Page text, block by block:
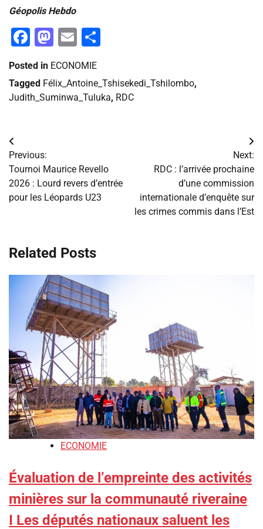
Géopolis Hebdo
Facebook
Mastodon
Email
Posted in ECONOMIE
Tagged Félix_Antoine_Tshisekedi_Tshilombo,
Judith_Suminwa_Tuluka, RDC
Navigation
de
l’article
Previous:
Tournoi Maurice Revello
2026 : Lourd revers d’entrée
pour les Léopards U23
Next:
RDC : l’arrivée prochaine
d’une commission
internationale d’enquête sur
les crimes commis dans l’Est
Related Posts
ECONOMIE
‎Évaluation de l’empreinte des activités
minières sur la communauté riveraine
I ‎‎Les députés nationaux saluent les